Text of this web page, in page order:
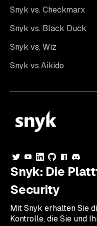
Snyk vs. Checkmarx
Snyk vs. Black Duck
Snyk vs. Wiz
Snyk vs Aikido
Snyk: Die
Security
Mit Snyk erhalten Sie
Kontrolle, die Sie und